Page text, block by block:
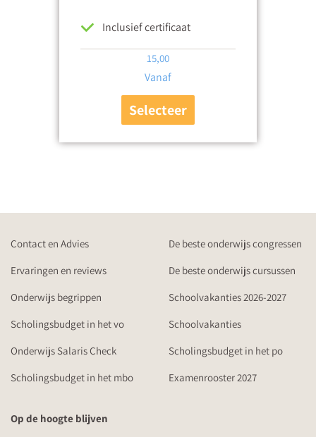
Inclusief certificaat
15,00
Vanaf
Selecteer
Contact en Advies
De beste onderwijs congressen
Ervaringen en reviews
De beste onderwijs cursussen
Onderwijs begrippen
Schoolvakanties 2026-2027
Scholingsbudget in het vo
Schoolvakanties
Onderwijs Salaris Check
Scholingsbudget in het po
Scholingsbudget in het mbo
Examenrooster 2027
Op de hoogte blijven